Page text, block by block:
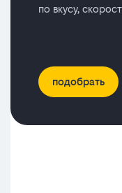
по вкусу,
подобрать